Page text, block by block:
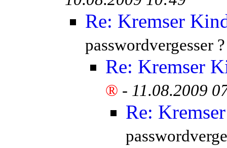
Re: Kremser
passwordvergesser
Re: Kremser
® - 11.08.2009
Re: